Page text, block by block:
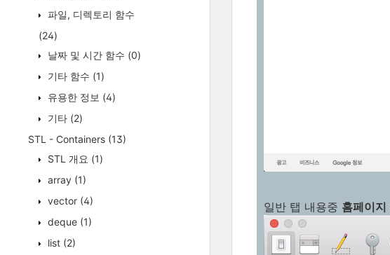
파일, 디렉토리 함수
(24)
날짜 및 시간 함수 (0)
기타 함수 (1)
유용한 정보 (4)
기타 (2)
STL - Containers (13)
STL 개요 (1)
array (1)
vector (4)
deque (1)
list (2)
일반 탭 내용중 홈페이지